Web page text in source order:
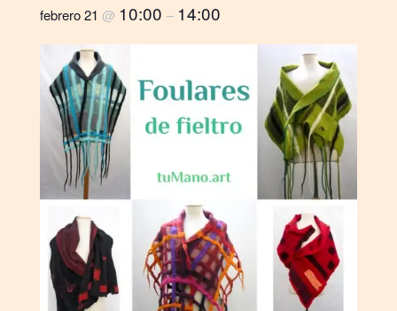
febrero 21 @ 10:00 – 14:00